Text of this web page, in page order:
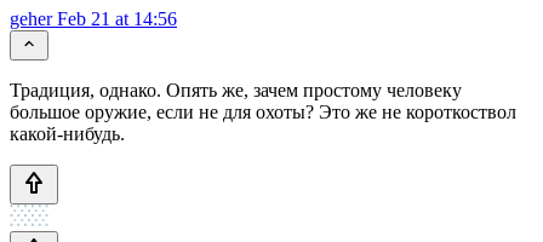
geherFeb 21 at 14:56
Традиция, однако. Опять же, зачем простому человеку
большое оружие, если не для охоты? Это же не короткоствол
какой-нибудь.